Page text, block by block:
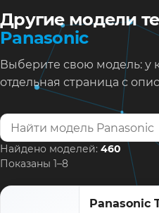
Другие модели
Panasonic
Выберите свою модель: у
отдельная страница с
Найти модель телевизора
Найдено моделей: 460
Показаны 1–8
Panasonic